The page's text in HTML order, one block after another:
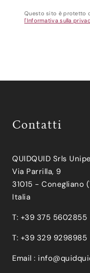
Questo sito è protetto
l'Informativa sulla
Contatti
QUIDQUID Srls
Via Parrilla, 9
31015 - Conegliano
Italia
T: +39 375 5602855
T: +39 329 9298985
Email :